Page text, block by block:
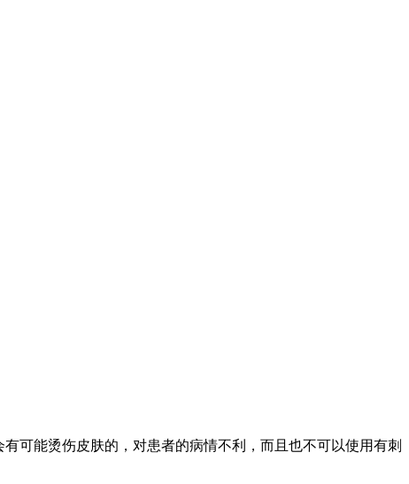
可能烫伤皮肤的，对患者的病情不利，而且也不可以使用有刺